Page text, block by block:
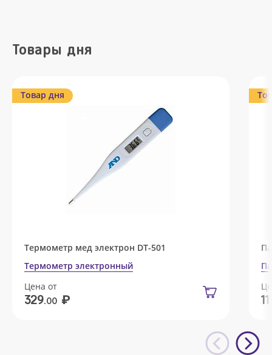
Товары дня
Товар дня
Термометр мед электрон DT-501
Термометр электронный
Цена от
329.00 ₽ 11